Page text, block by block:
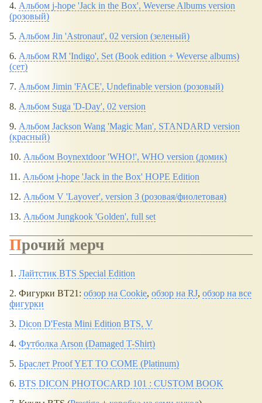
4. Альбом j-hope 'Jack in the Box', Weverse Albums version
(розовый)
5. Альбом Jin 'Astronaut', 02 version (зеленый)
6. Альбом RM 'Indigo', Set (Book edition + Weverse albums)
(сет)
7. Альбом Jimin 'FACE', Undefinable version (розовый)
8. Альбом Suga 'D-Day', 02 version
9. Альбом Jackson Wang 'Magic Man', STANDARD version
(красный)
10. Альбом Boynextdoor 'WHO!', WHO version (домик)
11. Альбом j-hope 'Jack in the Box' HOPE Edition
12. Альбом V 'Layover', version 3 (розовая/фиолетовая)
13. Альбом Jungkook 'Golden', full set
Прочий мерч
1. Лайтстик BTS Special Edition
2. Фигурки BT21: обзор на Cookie, обзор на RJ, обзор на все
фигурки
3. Dicon D'Festa Mini Edition BTS, V
4. Футболка Arson (Damaged T-Shirt)
5. Браслет Proof YET TO COME (Platinum)
6. BTS DICON PHOTOCARD 101 : CUSTOM BOOK